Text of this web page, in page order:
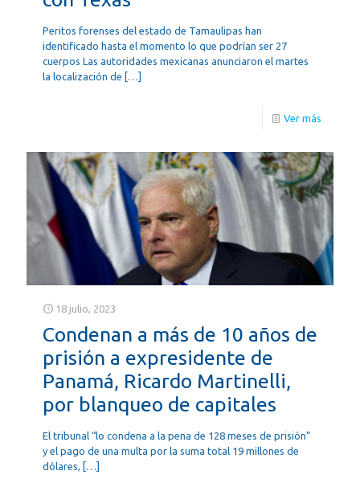
Peritos forenses del estado de Tamaulipas han
identificado hasta el momento lo que podrían ser 27
cuerpos Las autoridades mexicanas anunciaron el martes
la localización de […]
Ver más
18 julio, 2023
Condenan a más de 10 años de
prisión a expresidente de
Panamá, Ricardo Martinelli,
por blanqueo de capitales
El tribunal “lo condena a la pena de 128 meses de prisión”
y el pago de una multa por la suma total 19 millones de
dólares, […]